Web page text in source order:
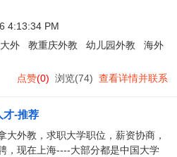
4:13:34 PM
外 教重庆外教 幼儿园外教
海外
点赞(0) 浏览(74) 查看详情并联系
才-推荐
大外教，求职大学职位，薪资协商，
，现在上海----大部分都是中国大学